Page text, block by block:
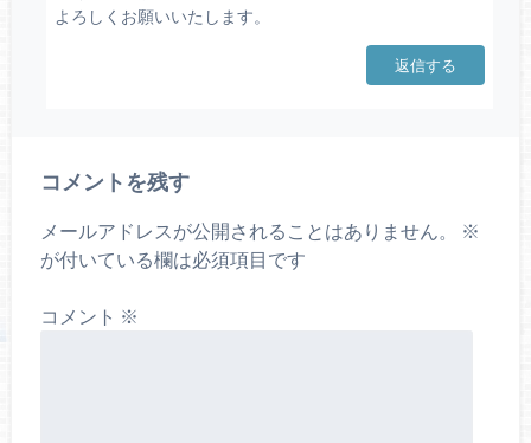
よろしくお願いいたします。
返信する
コメントを残す
メールアドレスが公開されることはありません。
※
が付いている欄は必須項目です
コメント ※